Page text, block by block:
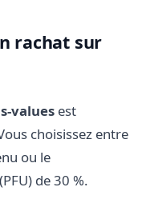
rachat sur
values est
choisissez entre
ou le
de 30 %.